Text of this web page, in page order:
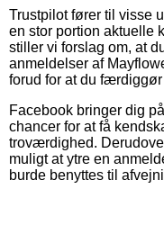
Trustpilot fører til visse
en stor portion aktuelle
stiller vi forslag om, at
anmeldelser af
forud for at du
Facebook bringer dig
chancer for at få
troværdighed.
muligt at ytre en
burde benyttes til